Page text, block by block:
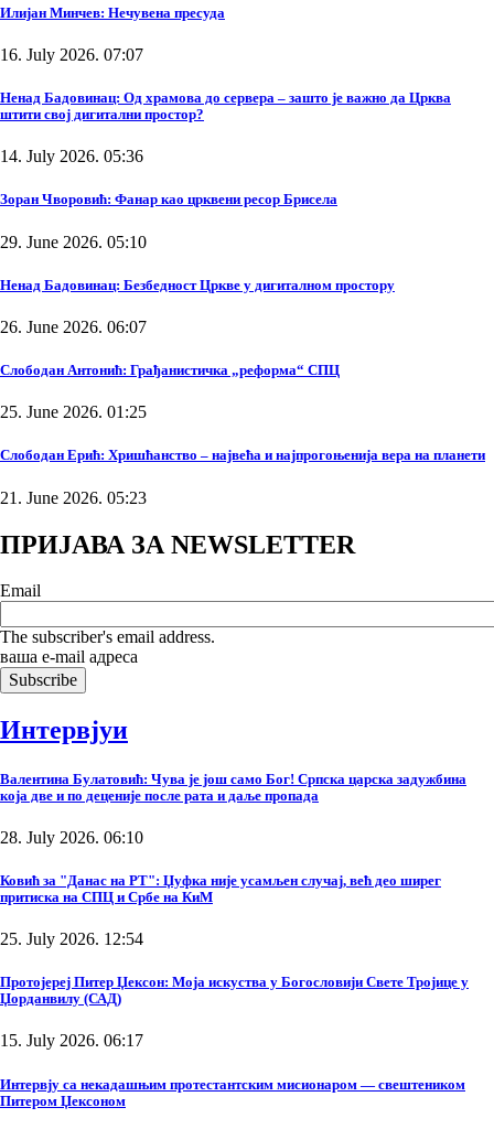
Илијан Минчев: Нечувена пресуда
16. July 2026. 07:07
Ненад Бадовинац: Од храмова до сервера – зашто је важно да Црква
штити свој дигитални простор?
14. July 2026. 05:36
Зоран Чворовић: Фанар као црквени ресор Брисела
29. June 2026. 05:10
Ненад Бадовинац: Безбедност Цркве у дигиталном простору
26. June 2026. 06:07
Слободан Антонић: Грађанистичка „реформа“ СПЦ
25. June 2026. 01:25
Слободан Ерић: Хришћанство – највећа и најпрогоњенија вера на планети
21. June 2026. 05:23
ПРИЈАВА ЗА NEWSLETTER
Email
The subscriber's email address.
ваша е-mail адреса
Интервјуи
Валентина Булатовић: Чува је још само Бог! Српска царска задужбина
која две и по деценије после рата и даље пропада
28. July 2026. 06:10
Ковић за "Данас на РТ": Џуфка није усамљен случај, већ део ширег
притиска на СПЦ и Србе на КиМ
25. July 2026. 12:54
Протојереј Питер Џексон: Моја искуства у Богословији Свете Тројице у
Џорданвилу (САД)
15. July 2026. 06:17
Интервју са некадашњим протестантским мисионаром — свештеником
Питером Џексоном